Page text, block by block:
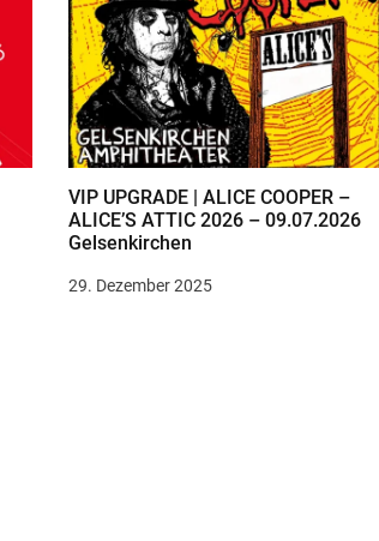
VIP UPGRADE | ALICE COOPER –
ALICE’S ATTIC 2026 – 09.07.2026
Gelsenkirchen
29. Dezember 2025